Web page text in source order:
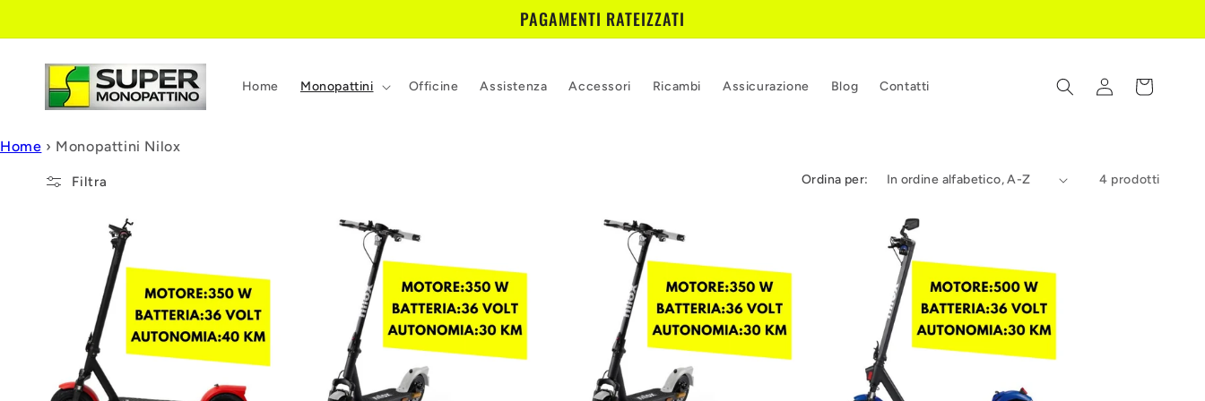
ai contenuti
PAGAMENTI RATEIZZATI
Home Monopattini Officine Assistenza Accessori Ricambi Assicurazione Blog Contatti Accedi Carrello
Home › Monopattini Nilox
Filtra Ordina per: 4 prodotti